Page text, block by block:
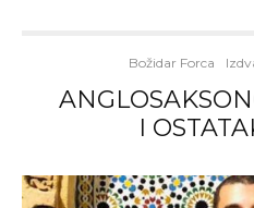
Božidar Forca
I